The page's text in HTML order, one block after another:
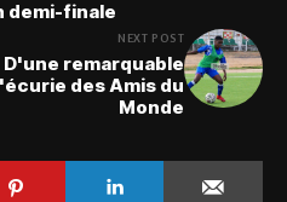
demi-finale
NEXT POST
D'une remarquable
des Amis du
Monde